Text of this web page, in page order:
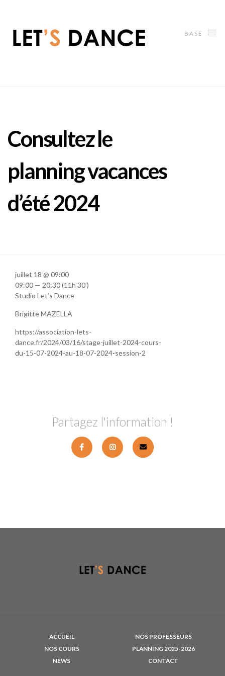
BASE
Consultez le
planning vacances
d’été 2024
https://association-lets-
dance.fr/2024/03/16/stage-juillet-2024-cours-
du-15-07-2024-au-18-07-2024-session-2
juillet 18 @ 09:00
09:00 — 20:30(11h 30′)
Studio Let’s Dance
Brigitte MAZELLA
Partagez l'information !
ACCUEIL
NOS PROFESSEURS
NOS COURS
PLANNING 2025-2026
NEWS
CONTACT